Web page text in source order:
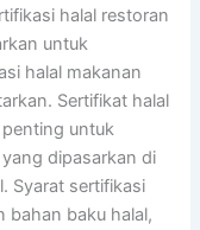
halal restoran
untuk
halal makanan
Sertifikat halal
untuk
dipasarkan di
Syarat sertifikasi
bahan baku halal,